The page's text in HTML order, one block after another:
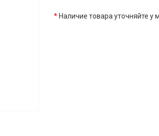
* Наличие товара уточняйте у